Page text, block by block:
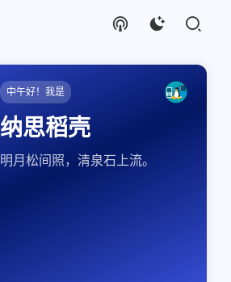
中午好！我是
纳思稻壳
明月松间照，清泉石上流。